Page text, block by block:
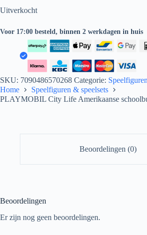
Uitverkocht
Voor 17:00 besteld, binnen 2 werkdagen in huis
SKU: 7090486570268 Categorie:
Home
Speelfiguren & speelsets
PLAYMOBIL City Life Amerikaanse
Beoordelingen (0)
Beoordelingen
Er zijn nog geen beoordelingen.